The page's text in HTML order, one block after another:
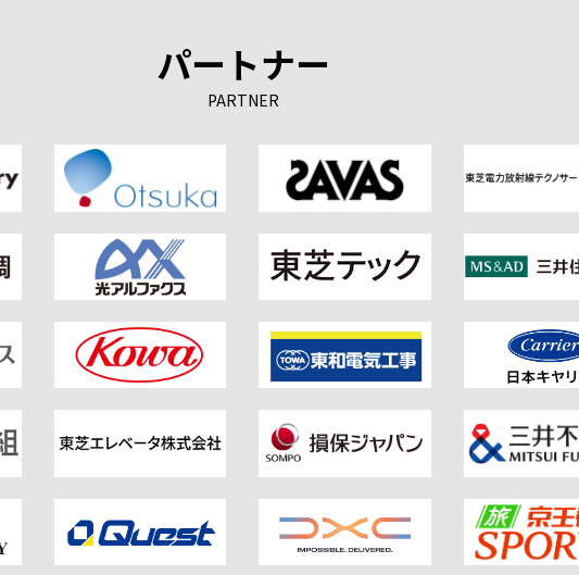
パートナー
PARTNER